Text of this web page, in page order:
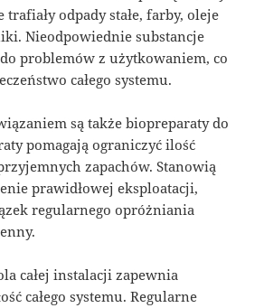
odpady stałe, farby, oleje
Nieodpowiednie substancje
problemów z użytkowaniem, co
całego systemu.
są także biopreparaty do
pomagają ograniczyć ilość
zapachów. Stanowią
prawidłowej eksploatacji,
regularnego opróżniania
całej instalacji zapewnia
całego systemu. Regularne